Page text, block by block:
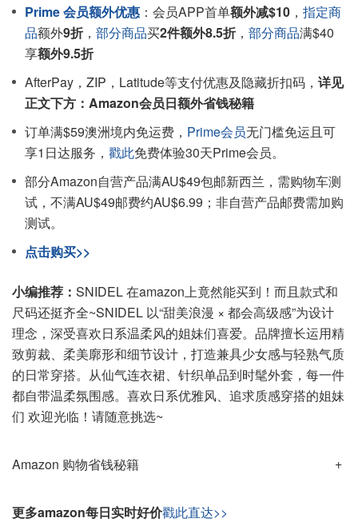
Prime 会员额外优惠 ：会员APP首单额外减$10 ， 指定商
品额外9折 ， 部分商品买2件额外8.5折 ， 部分商品满$40
享额外9.5折
AfterPay，ZIP，Latitude等支付优惠及隐藏折扣码， 详见
正文下方：Amazon会员日额外省钱秘籍
订单满$59澳洲境内免运费， Prime会员无门槛免运且可
享1日达服务， 戳此免费体验30天Prime会员。
部分Amazon自营产品满AU$49包邮新西兰，需购物车测
试，不满AU$49邮费约AU$6.99；非自营产品邮费需加购
测试。
点击购买>>
小编推荐： SNIDEL 在amazon上竟然能买到！而且款式和
尺码还挺齐全~SNIDEL 以“甜美浪漫 × 都会高级感”为设计
理念，深受喜欢日系温柔风的姐妹们喜爱。品牌擅长运用精
致剪裁、柔美廓形和细节设计，打造兼具少女感与轻熟气质
的日常穿搭。从仙气连衣裙、针织单品到时髦外套，每一件
都自带温柔氛围感。喜欢日系优雅风、追求质感穿搭的姐妹
们 欢迎光临！请随意挑选~
Amazon 购物省钱秘籍
更多amazon每日实时好价戳此直达>>